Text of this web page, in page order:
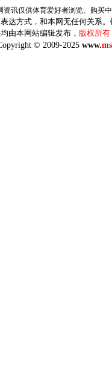
资讯仅供体育爱好者浏览、购买
达方式，和本网无任何关系
由本网站编辑发布， 版权所有
© 2009-2025 www.